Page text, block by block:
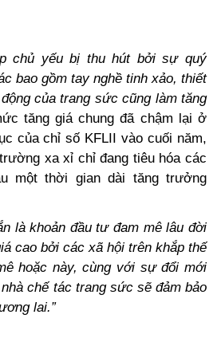
chủ yếu bị thu hút bởi sự quý
bao gồm tay nghề tinh xảo, thiết
của trang sức cũng làm tăng
tăng giá chung đã chậm lại ở
của chỉ số KFLII vào cuối năm,
xa xỉ chỉ đang tiêu hóa các
một thời gian dài tăng trưởng
là khoản đầu tư đam mê lâu đời
cao bởi các xã hội trên khắp thế
hoặc này, cùng với sự đổi mới
chế tác trang sức sẽ đảm bảo
lai.”